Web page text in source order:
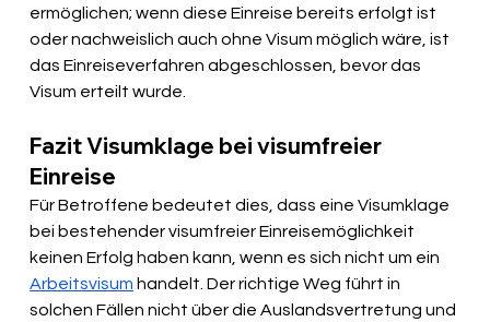
ermöglichen; wenn diese Einreise bereits erfolgt ist
oder nachweislich auch ohne Visum möglich wäre, ist
das Einreiseverfahren abgeschlossen, bevor das
Visum erteilt wurde.
Fazit Visumklage bei visumfreier
Einreise
Für Betroffene bedeutet dies, dass eine Visumklage
bei bestehender visumfreier Einreisemöglichkeit
keinen Erfolg haben kann, wenn es sich nicht um ein
Arbeitsvisum handelt. Der richtige Weg führt in
solchen Fällen nicht über die Auslandsvertretung und